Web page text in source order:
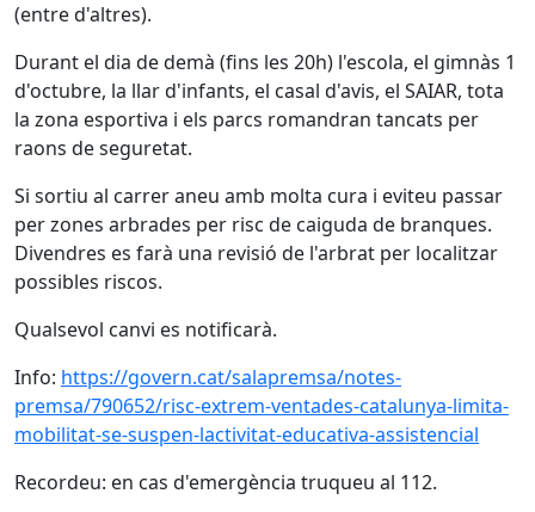
(entre d'altres).
Durant el dia de demà (fins les 20h) l'escola, el gimnàs 1
d'octubre, la llar d'infants, el casal d'avis, el SAIAR, tota
la zona esportiva i els parcs romandran tancats per
raons de seguretat.
Si sortiu al carrer aneu amb molta cura i eviteu passar
per zones arbrades per risc de caiguda de branques.
Divendres es farà una revisió de l'arbrat per localitzar
possibles riscos.
Qualsevol canvi es notificarà.
Info: https://govern.cat/salapremsa/notes-
premsa/790652/risc-extrem-ventades-catalunya-limita-
mobilitat-se-suspen-lactivitat-educativa-assistencial
Recordeu: en cas d'emergència truqueu al 112.